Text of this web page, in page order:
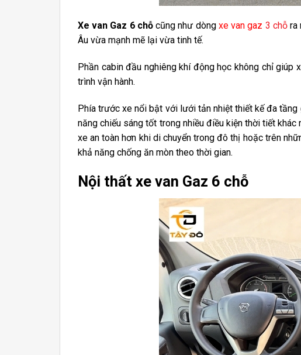
Xe van Gaz 6 chỗcũng như dòng xe van gaz 3 chỗra
Âu vừa mạnh mẽ lại vừa tinh tế.
Phần cabin đầu nghiêng khí động học không chỉ
trình vận hành.
Phía trước xe nổi bật với lưới tản nhiệt thiết kế đa
năng chiếu sáng tốt trong nhiều điều kiện thời tiết
xe an toàn hơn khi di chuyển trong đô thị hoặc trên
khả năng chống ăn mòn theo thời gian.
Nội thất xe van Gaz 6 chỗ